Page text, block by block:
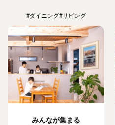
#ダイニング#リビング
みんなが集まる